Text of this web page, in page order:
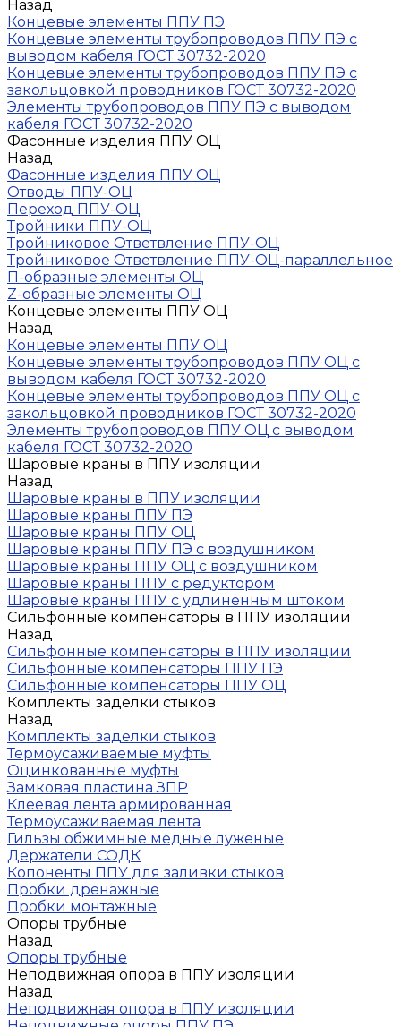
Назад
Концевые элементы ППУ ПЭ
Концевые элементы трубопроводов ППУ ПЭ с
выводом кабеля ГОСТ 30732-2020
Концевые элементы трубопроводов ППУ ПЭ с
закольцовкой проводников ГОСТ 30732-2020
Элементы трубопроводов ППУ ПЭ с выводом
кабеля ГОСТ 30732-2020
Фасонные изделия ППУ ОЦ
Назад
Фасонные изделия ППУ ОЦ
Отводы ППУ-ОЦ
Переход ППУ-ОЦ
Тройники ППУ-ОЦ
Тройниковое Ответвление ППУ-ОЦ
Тройниковое Ответвление ППУ-ОЦ-параллельное
П-образные элементы ОЦ
Z-образные элементы ОЦ
Концевые элементы ППУ ОЦ
Назад
Концевые элементы ППУ ОЦ
Концевые элементы трубопроводов ППУ ОЦ с
выводом кабеля ГОСТ 30732-2020
Концевые элементы трубопроводов ППУ ОЦ с
закольцовкой проводников ГОСТ 30732-2020
Элементы трубопроводов ППУ ОЦ с выводом
кабеля ГОСТ 30732-2020
Шаровые краны в ППУ изоляции
Назад
Шаровые краны в ППУ изоляции
Шаровые краны ППУ ПЭ
Шаровые краны ППУ ОЦ
Шаровые краны ППУ ПЭ с воздушником
Шаровые краны ППУ ОЦ с воздушником
Шаровые краны ППУ с редуктором
Шаровые краны ППУ с удлиненным штоком
Сильфонные компенсаторы в ППУ изоляции
Назад
Сильфонные компенсаторы в ППУ изоляции
Сильфонные компенсаторы ППУ ПЭ
Сильфонные компенсаторы ППУ ОЦ
Комплекты заделки стыков
Назад
Комплекты заделки стыков
Термоусаживаемые муфты
Оцинкованные муфты
Замковая пластина ЗПР
Клеевая лента армированная
Термоусаживаемая лента
Гильзы обжимные медные луженые
Держатели СОДК
Копоненты ППУ для заливки стыков
Пробки дренажные
Пробки монтажные
Опоры трубные
Назад
Опоры трубные
Неподвижная опора в ППУ изоляции
Назад
Неподвижная опора в ППУ изоляции